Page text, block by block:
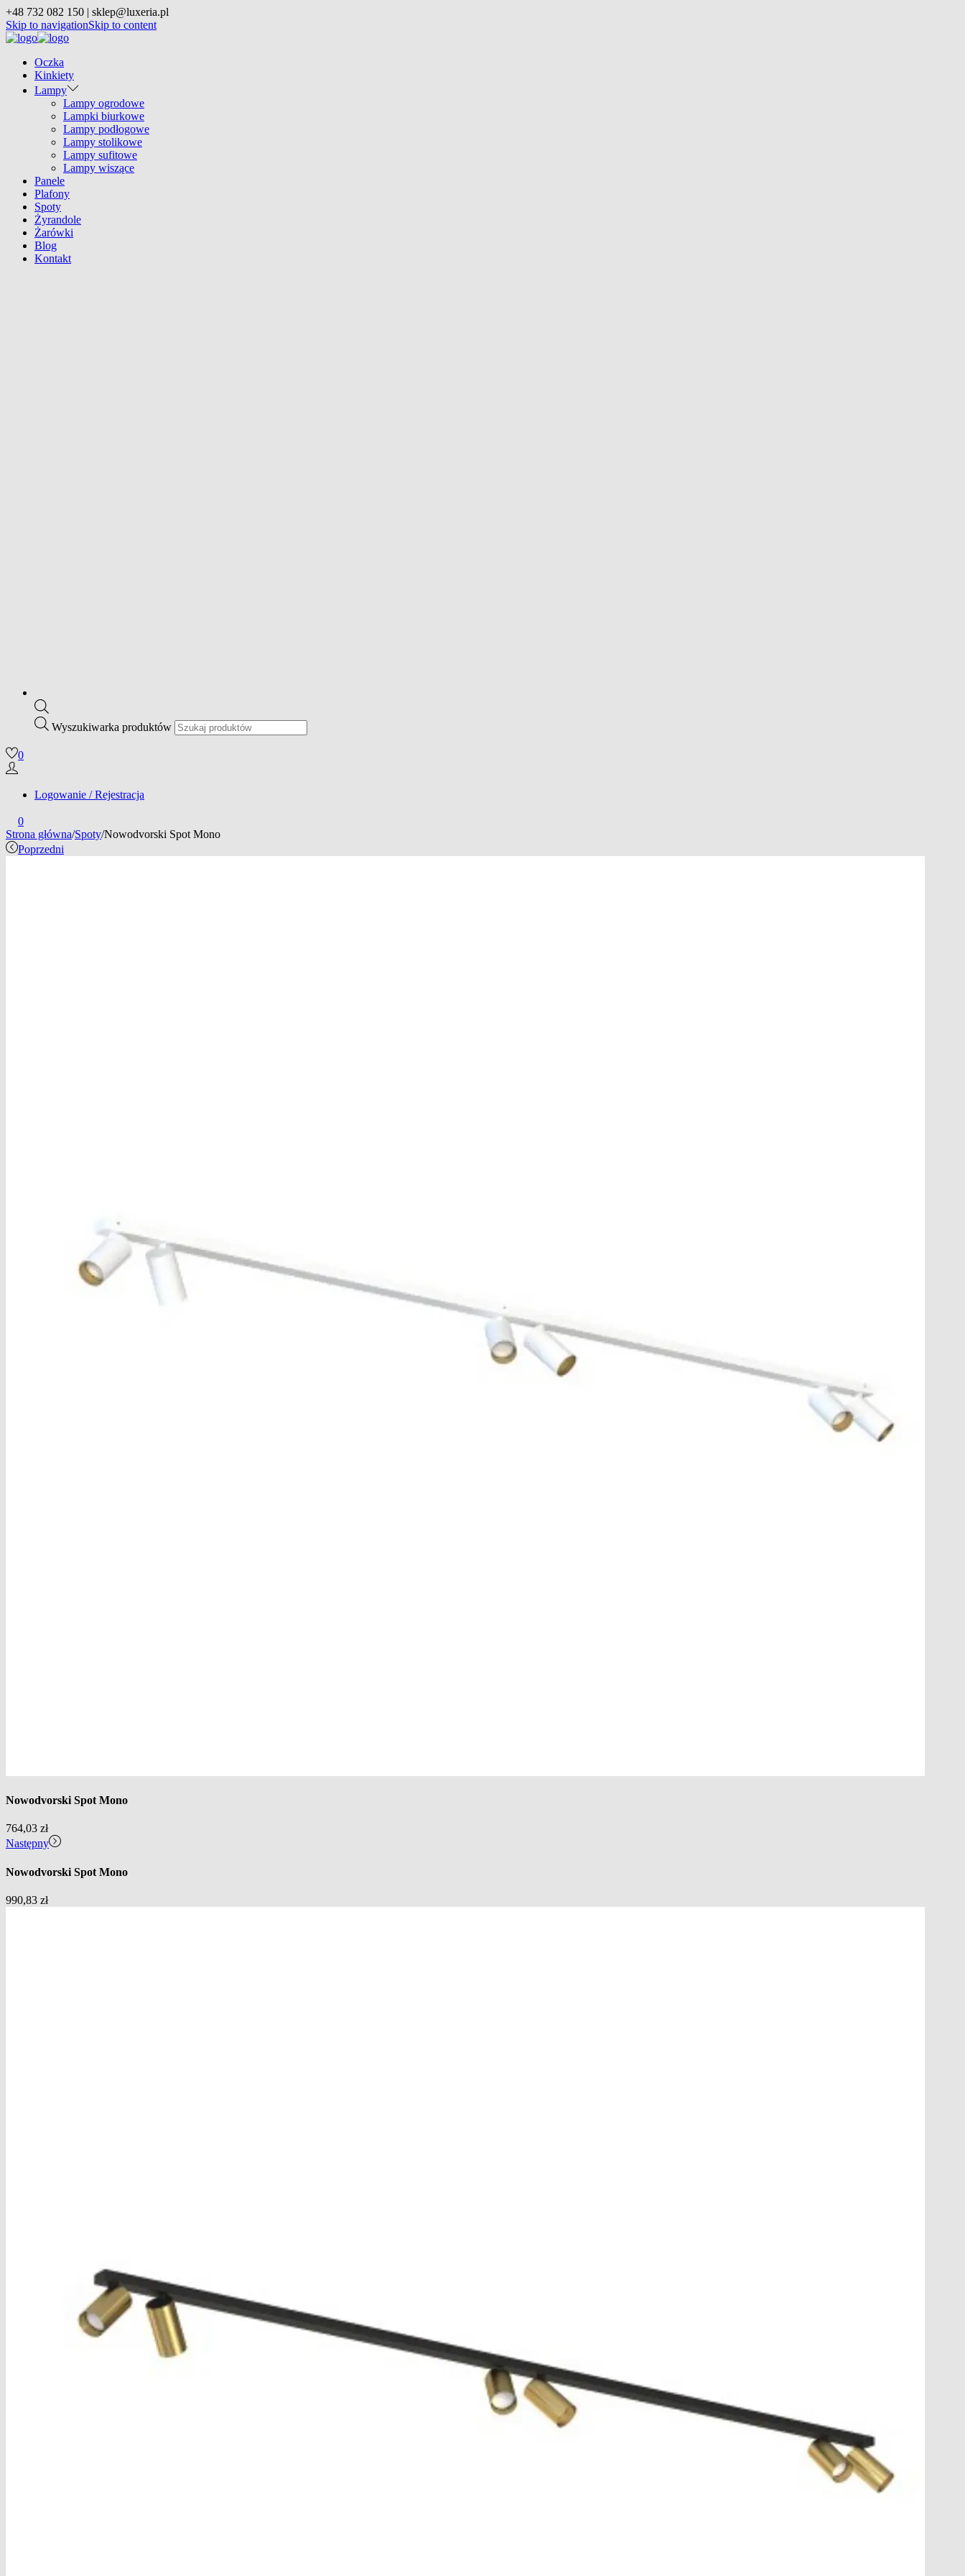
+48 732 082 150 | sklep@luxeria.pl
Skip to navigationSkip to content
Oczka
Kinkiety
Lampy
Lampy ogrodowe
Lampki biurkowe
Lampy podłogowe
Lampy stolikowe
Lampy sufitowe
Lampy wiszące
Panele
Plafony
Spoty
Żyrandole
Żarówki
Blog
Kontakt
Wyszukiwarka produktów
0
Logowanie / Rejestracja
0
Strona główna/Spoty/Nowodvorski Spot Mono
Poprzedni
Nowodvorski Spot Mono
764,03 zł
Następny
Nowodvorski Spot Mono
990,83 zł